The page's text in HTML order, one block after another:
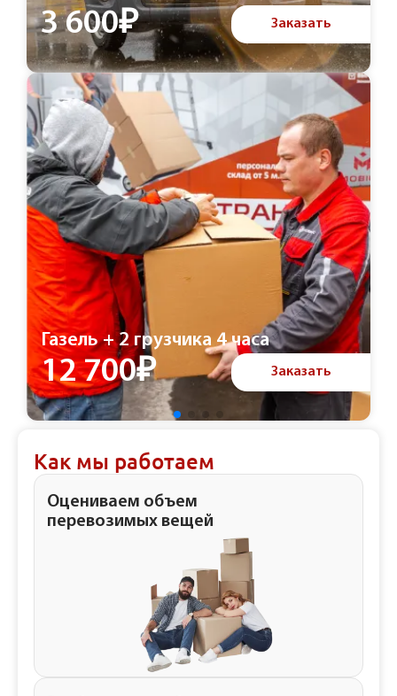
3 600₽ Заказать
Газель + 2 грузчика 4 часа
12 700₽ Заказать
Как мы работаем
Оцениваем объем
перевозимых вещей